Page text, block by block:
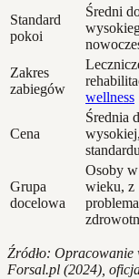
Standard
pokoi
Średni
Zakres
zabiegów
wellness
Cena
Średnia
standardu
Grupa
docelowa
Osoby
wieku, z
Źródło: Opracowanie
Forsal.pl (2024),